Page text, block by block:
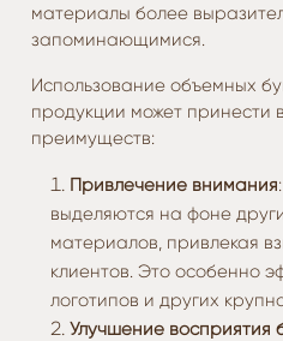
материалы более
запоминающимися.
Использование объемных
продукции может принести
преимуществ:
Привлечение внимания
выделяются на фоне
материалов, привлекая
клиентов. Это особенно
логотипов и других
Улучшение восприятия